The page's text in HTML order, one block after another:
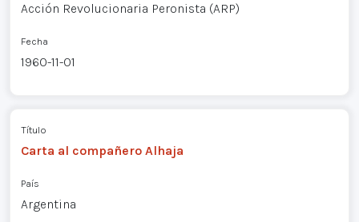
Acción Revolucionaria Peronista (ARP)
Fecha
1960-11-01
Título
Carta al compañero Alhaja
País
Argentina